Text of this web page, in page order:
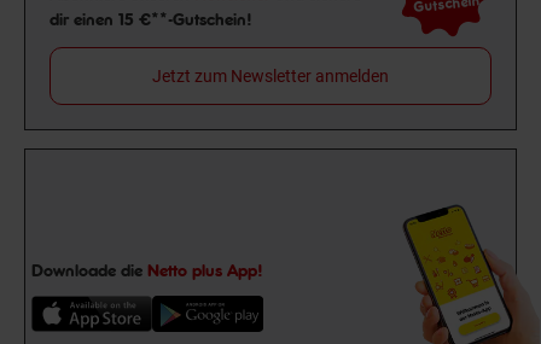
dir einen 15 €**-Gutschein!
Jetzt zum Newsletter anmelden
Downloade die Netto plus App!